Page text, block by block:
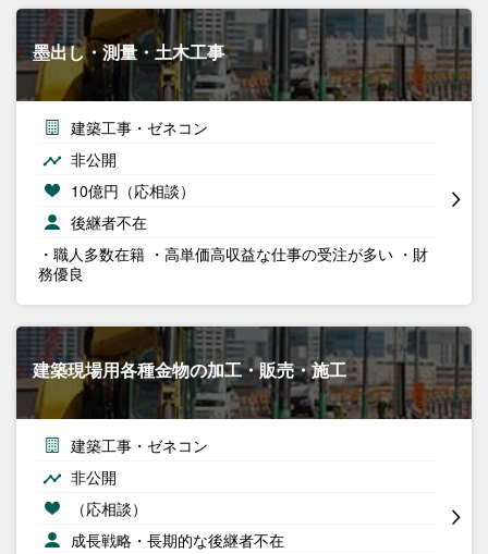
墨出し・測量・土木工事
建築工事・ゼネコン
非公開
10億円（応相談）
後継者不在
・職人多数在籍 ・高単価高収益な仕事の受注が多い ・財
務優良
建築現場用各種金物の加工・販売・施工
建築工事・ゼネコン
非公開
（応相談）
成長戦略・長期的な後継者不在